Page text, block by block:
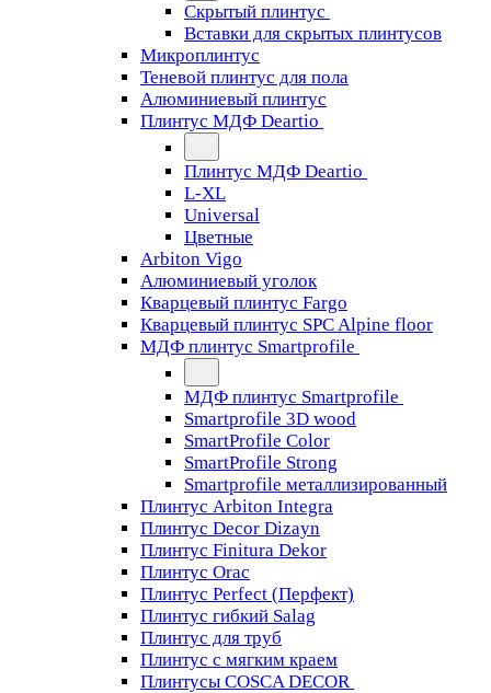
Скрытый плинтус
Вставки для скрытых плинтусов
Микроплинтус
Теневой плинтус для пола
Алюминиевый плинтус
Плинтус МДФ Deartio
Плинтус МДФ Deartio
L-XL
Universal
Цветные
Arbiton Vigo
Алюминиевый уголок
Кварцевый плинтус Fargo
Кварцевый плинтус SPC Alpine floor
МДФ плинтус Smartprofile
МДФ плинтус Smartprofile
Smartprofile 3D wood
SmartProfile Color
SmartProfile Strong
Smartprofile металлизированный
Плинтус Arbiton Integra
Плинтус Decor Dizayn
Плинтус Finitura Dekor
Плинтус Orac
Плинтус Perfect (Перфект)
Плинтус гибкий Salag
Плинтус для труб
Плинтус с мягким краем
Плинтусы COSCA DECOR